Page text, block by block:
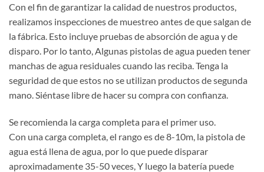
Con el fin de garantizar la calidad de nuestros productos,
realizamos inspecciones de muestreo antes de que salgan de
la fábrica. Esto incluye pruebas de absorción de agua y de
disparo. Por lo tanto, Algunas pistolas de agua pueden tener
manchas de agua residuales cuando las reciba. Tenga la
seguridad de que estos no se utilizan productos de segunda
mano. Siéntase libre de hacer su compra con confianza.
Se recomienda la carga completa para el primer uso.
Con una carga completa, el rango es de 8-10m, la pistola de
agua está llena de agua, por lo que puede disparar
aproximadamente 35-50 veces, Y luego la batería puede